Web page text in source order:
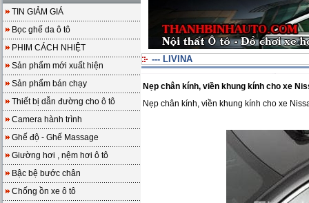
TIN GIẢM GIÁ
Bọc ghế da ô tô
PHIM CÁCH NHIỆT
Sản phẩm mới xuất hiện
Sản phẩm bán chạy
Thiết bị dẫn đường cho ô tô
Camera hành trình
Ghế độ - Ghế Massage
Giường hơi , nệm hơi ô tô
Bậc bệ bước chân
Chống ồn xe ô tô
--- LIVINA
Nẹp chân kính, viền khung kính cho xe
Nẹp chân kính, viền khung kính cho xe